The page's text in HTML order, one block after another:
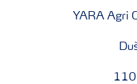
Yara email klub
YARA Agri
110